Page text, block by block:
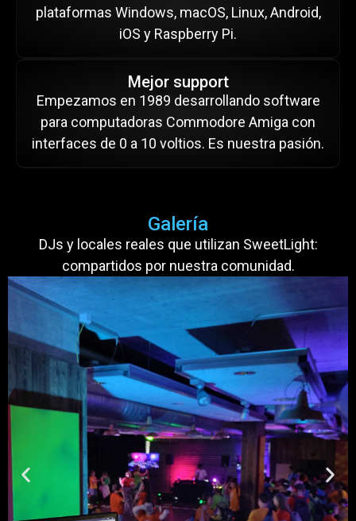
plataformas Windows, macOS, Linux, Android,
iOS y Raspberry Pi.
Mejor support
Empezamos en 1989 desarrollando software
para computadoras Commodore Amiga con
interfaces de 0 a 10 voltios. Es nuestra pasión.
Galería
DJs y locales reales que utilizan SweetLight:
compartidos por nuestra comunidad.